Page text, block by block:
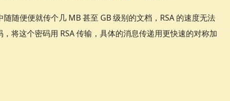
随便便就传个几 MB 甚至 GB 级别的文档，RSA 的速度无法
将这个密码用 RSA 传输，具体的消息传递用更快速的对称加